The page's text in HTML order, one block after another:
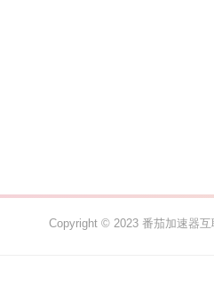
Copyright © 2023 番茄加速器互